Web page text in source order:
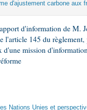
d'ajustement carbone aux
d'information de M.
l'article 145 du règlement,
d'une mission
Nations Unies et